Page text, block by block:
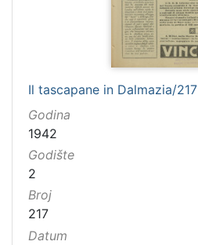
Il tascapane in Dalmazia/217
Godina
1942
Godište
2
Broj
217
Datum